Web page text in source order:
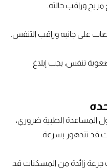
وراقب حالته.
على جانبه وراقب التنفس.
تنفس، يجب إبلاغ
الطبية ضروري،
قد تتدهور بسرعة.
زائدة من المسكنات قد